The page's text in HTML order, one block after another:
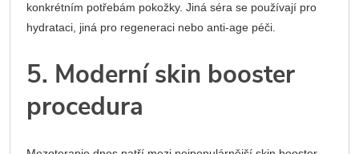
konkrétním potřebám pokožky. Jiná séra se používají pro
hydrataci, jiná pro regeneraci nebo anti-age péči.
5. Moderní skin booster
procedura